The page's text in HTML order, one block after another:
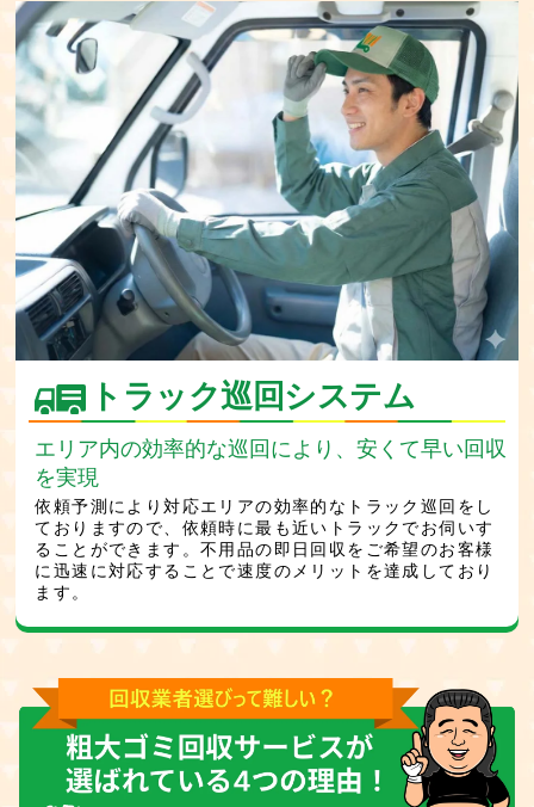
トラック巡回システム
エリア内の効率的な巡回により、安くて早い回収
を実現
依頼予測により対応エリアの効率的なトラック巡回をし
ておりますので、依頼時に最も近いトラックでお伺いす
ることができます。不用品の即日回収をご希望のお客様
に迅速に対応することで速度のメリットを達成しており
ます。